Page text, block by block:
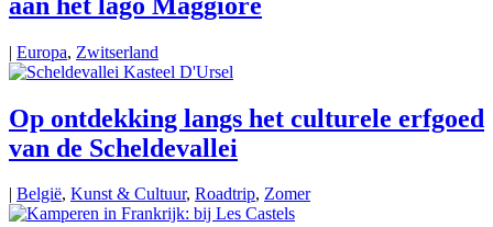
| Europa, Zwitserland
Op ontdekking langs het culturele erfgoed
van de Scheldevallei
| België, Kunst & Cultuur, Roadtrip, Zomer